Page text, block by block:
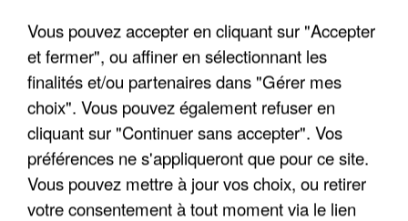
UN SECOND CADRE DE LA DZ MAFIA
INTERPELLÉ EN ALGÉRIE
Vous pouvez accepter en cliquant sur "Accepter
et fermer", ou affiner en sélectionnant les
finalités et/ou partenaires dans "Gérer mes
choix". Vous pouvez également refuser en
cliquant sur "Continuer sans accepter". Vos
préférences ne s'appliqueront que pour ce site.
Vous pouvez mettre à jour vos choix, ou retirer
votre consentement à tout moment via le lien